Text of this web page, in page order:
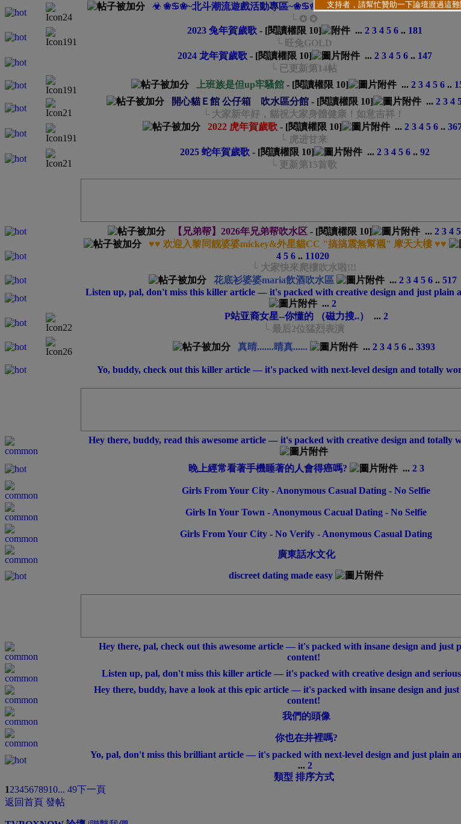
☣ ❀♋❀~北斗潮流遊戲活動專區~❀♋❀ ☣- [閱讀權限10] ...2
└ ✪ ✪
2023 兔年賀歲歌 - [閱讀權限 10] ... 2 3 4 5 6 .. 181
└ 旺兔GOLD
2024 龙年賀歲歌 - [閱讀權限 10] ... 2 3 4 5 6 .. 147
└ 已更新第14帖
上班族是但up牢騷館 - [閱讀權限 10] ... 2 3 4 5 6 ..
開心貓Ｅ館 公仔箱 吹水區分館 - [閱讀權限 10] ... 2 3 4
└ 大家新年好，貓祝大家身體健康！如意吉祥！
2022 虎年賀歲歌 - [閱讀權限 10] ... 2 3 4 5 6 ..
└ 虎进甘来
2025 蛇年賀歲歌 - [閱讀權限 10] ... 2 3 4 5 6 .. 92
└ 更新第15首歌
【兄弟帮】2026年兄弟帮吹水区 - [閱讀權限 10] ... 2 3 4 5
♥♥ 欢迎入黎同靓婆婆mickey&外星貓CC "搞搞震無幫襯" 摩天大樓 ♥♥
4 5 6.. 11020
└ 大家快來爬樓吹水啦!!!
花底衫婆婆maria飲酒吹水區 ... 2 3 4 5 6.. 517
Listen up, pal, don't miss this killer article — it's packed with creative design and just plain
... 2
P站亚裔女星--你懂的 （磁力搜..）
... 2
└ 最后2位猛烈表演
真晴.......晴真......
... 2 3 4 5 6.. 3393
Yo, buddy, check out this killer article — it's packed with next-level design and totally
Hey there, buddy, read this awesome article — it's packed with creative design and totally
晚上經常看著手機睡著的人會得癌嗎?
... 2 3
Girls From Your City - Anonymous Casual Dating - No Selfie
Girls In Your Town - Anonymous Cacual Dating - No Selfie
Girls From Your City - No Verify - Anonymous Casual Dating
廣東話水文化
discreet dating made easy
Hey there, pal, check out this awesome article — it's packed with insane design and just
content!
Listen up, pal, don't miss this killer article — it's packed with creative design and
Hey there, buddy, have a look at this epic article — it's packed with insane design and
content!
我們的頭像
你也在井裡嗎?
Yo, pal, don't miss this brilliant article — it's packed with next-level design and just plain
... 2
類型 排序方式
12345678910... 49下一頁
返回首頁 發帖